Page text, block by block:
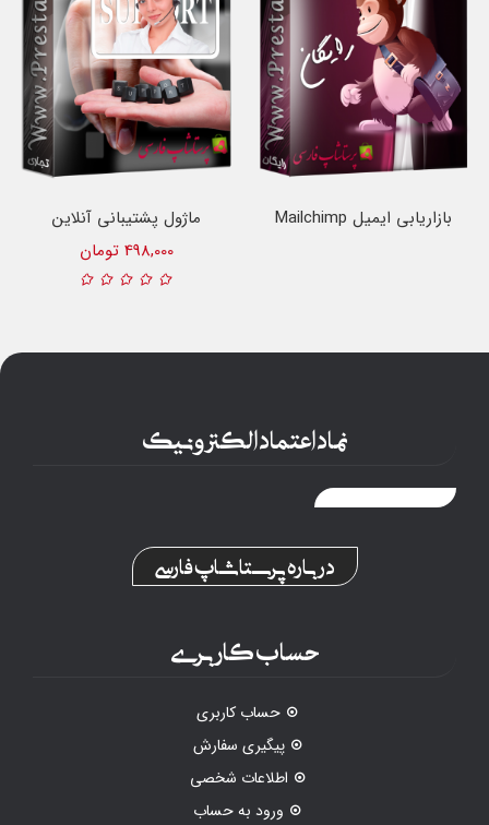
ماژول پشتیبانی آنلاین
498,000 تومان
بازاریابی ایمیل Mailchimp
نماد اعتماد الکترونیک
درباره پرستاشاپ فارسی
حساب کاربری
حساب کاربری
پیگیری سفارش
اطلاعات شخصی
ورود به حساب